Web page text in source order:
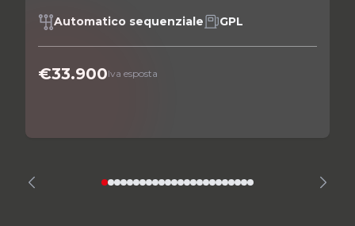
Automatico sequenziale GPL
€33.900Iva esposta